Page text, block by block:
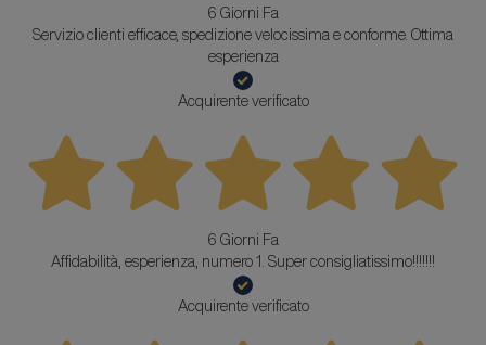
6 Giorni Fa
Servizio clienti efficace, spedizione velocissima e conforme. Ottima
esperienza
Acquirente verificato
6 Giorni Fa
Affidabilità, esperienza, numero 1. Super consigliatissimo!!!!!!!
Acquirente verificato